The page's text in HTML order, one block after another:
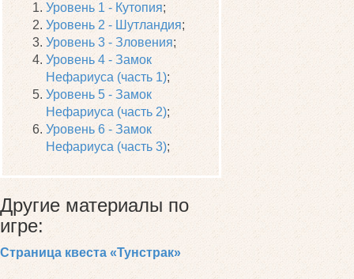
Уровень 1 - Кутопия;
Уровень 2 - Шутландия;
Уровень 3 - Зловения;
Уровень 4 - Замок
Нефариуса (часть 1);
Уровень 5 - Замок
Нефариуса (часть 2);
Уровень 6 - Замок
Нефариуса (часть 3);
Другие материалы по
игре:
Страница квеста «Тунстрак»